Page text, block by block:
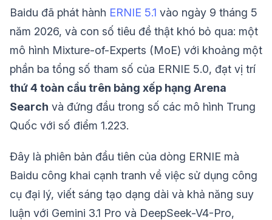
Baidu đã phát hành ERNIE 5.1 vào ngày 9 tháng 5
năm 2026, và con số tiêu đề thật khó bỏ qua: một
mô hình Mixture-of-Experts (MoE) với khoảng một
phần ba tổng số tham số của ERNIE 5.0, đạt vị trí
thứ 4 toàn cầu trên bảng xếp hạng Arena
Search và đứng đầu trong số các mô hình Trung
Quốc với số điểm 1.223.
Đây là phiên bản đầu tiên của dòng ERNIE mà
Baidu công khai cạnh tranh về việc sử dụng công
cụ đại lý, viết sáng tạo dạng dài và khả năng suy
luận với Gemini 3.1 Pro và DeepSeek-V4-Pro,